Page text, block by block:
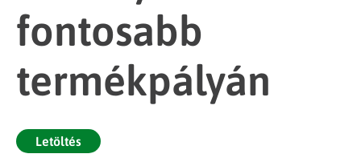
fontosabb
termékpályán
Letöltés